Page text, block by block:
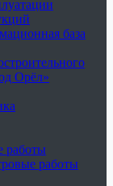
база
Орёл»
работы
работы